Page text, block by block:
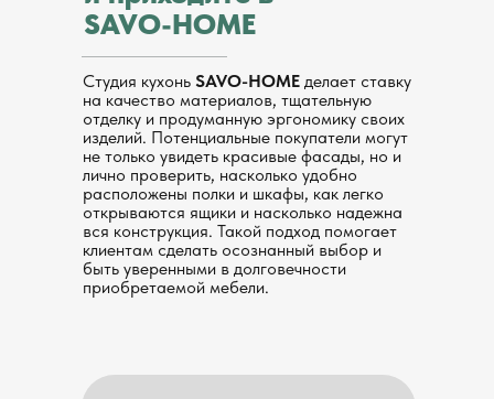
SAVO-HOME
Студия кухонь SAVO-HOME делает ставку
на качество материалов, тщательную
отделку и продуманную эргономику своих
изделий. Потенциальные покупатели могут
не только увидеть красивые фасады, но и
лично проверить, насколько удобно
расположены полки и шкафы, как легко
открываются ящики и насколько надежна
вся конструкция. Такой подход помогает
клиентам сделать осознанный выбор и
быть уверенными в долговечности
приобретаемой мебели.